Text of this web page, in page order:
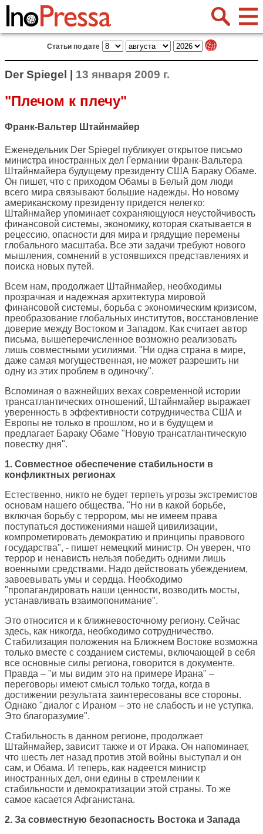
Статьи по дате
Der Spiegel | 13 января 2009 г.
"Плечом к плечу"
Франк-Вальтер Штайнмайер
Еженедельник Der Spiegel публикует открытое письмо
министра иностранных дел Германии Франк-Вальтера
Штайнмайера будущему президенту США Бараку Обаме.
Он пишет, что с приходом Обамы в Белый дом люди
всего мира связывают большие надежды. Но новому
американскому президенту придется нелегко:
Штайнмайер упоминает сохраняющуюся неустойчивость
финансовой системы, экономику, которая скатывается в
рецессию, опасности для мира и грядущие перемены
глобального масштаба. Все эти задачи требуют нового
мышления, сомнений в устоявшихся представлениях и
поиска новых путей.
Всем нам, продолжает Штайнмайер, необходимы
прозрачная и надежная архитектура мировой
финансовой системы, борьба с экономическим кризисом,
преобразование глобальных институтов, восстановление
доверие между Востоком и Западом. Как считает автор
письма, вышеперечисленное возможно реализовать
лишь совместными усилиями. "Ни одна страна в мире,
даже самая могущественная, не может разрешить ни
одну из этих проблем в одиночку".
Вспоминая о важнейших вехах современной истории
трансатлантических отношений, Штайнмайер выражает
уверенность в эффективности сотрудничества США и
Европы не только в прошлом, но и в будущем и
предлагает Бараку Обаме "Новую трансатлантическую
повестку дня".
1. Совместное обеспечение стабильности в
конфликтных регионах
Естественно, никто не будет терпеть угрозы экстремистов
основам нашего общества. "Но ни в какой борьбе,
включая борьбу с террором, мы не имеем права
поступаться достижениями нашей цивилизации,
компрометировать демократию и принципы правового
государства", - пишет немецкий министр. Он уверен, что
террор и ненависть нельзя победить одними лишь
военными средствами. Надо действовать убеждением,
завоевывать умы и сердца. Необходимо
"пропагандировать наши ценности, возводить мосты,
устанавливать взаимопонимание".
Это относится и к ближневосточному региону. Сейчас
здесь, как никогда, необходимо сотрудничество.
Стабилизация положения на Ближнем Востоке возможна
только вместе с созданием системы, включающей в себя
все основные силы региона, говорится в документе.
Правда – "и мы видим это на примере Ирана" –
переговоры имеют смысл только тогда, когда в
достижении результата заинтересованы все стороны.
Однако "диалог с Ираном – это не слабость и не уступка.
Это благоразумие".
Стабильность в данном регионе, продолжает
Штайнмайер, зависит также и от Ирака. Он напоминает,
что шесть лет назад против этой войны выступал и он
сам, и Обама. И теперь, как надеется министр
иностранных дел, они едины в стремлении к
стабильности и демократизации этой страны. То же
самое касается Афганистана.
2. За совместную безопасность Востока и Запада